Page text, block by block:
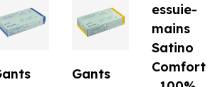
Gants
essuie-
mains
Satino
Comfort